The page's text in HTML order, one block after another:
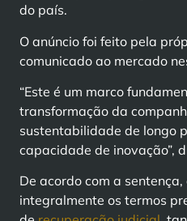
do país.
O anúncio foi feito pela
comunicado ao mercado
“Este é um marco
transformação da
sustentabilidade de longo
capacidade de inovação”,
De acordo com a
integralmente os termos